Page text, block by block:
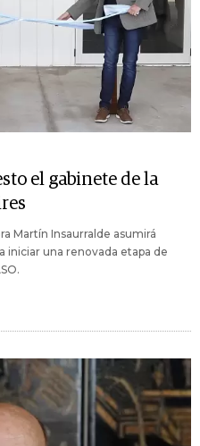
el gabinete de la
Martín Insaurralde asumirá
iniciar una renovada etapa de